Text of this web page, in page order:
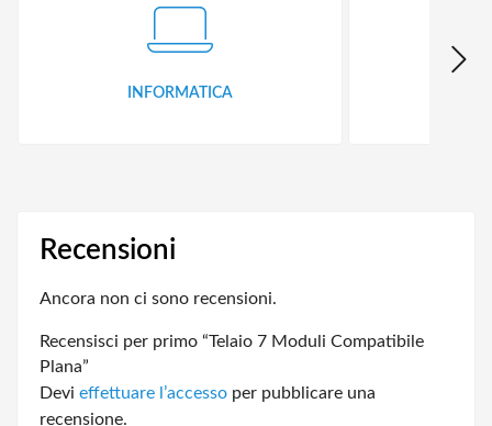
INFORMATICA
Recensioni
Ancora non ci sono recensioni.
Recensisci per primo “Telaio 7 Moduli Compatibile
Plana”
Devi effettuare l’accesso per pubblicare una
recensione.